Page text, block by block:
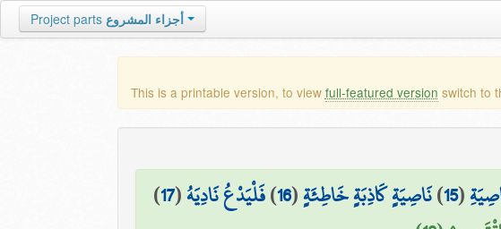
Project parts أجزاء المشروع
This is a printable version, to view full-featured version switch to
(
15
)نَاصِيَةٍ كَاذِبَةٍ خَاطِئَةٍ(
16
)فَلْيَدْعُ نَادِيَهُ(
17
)